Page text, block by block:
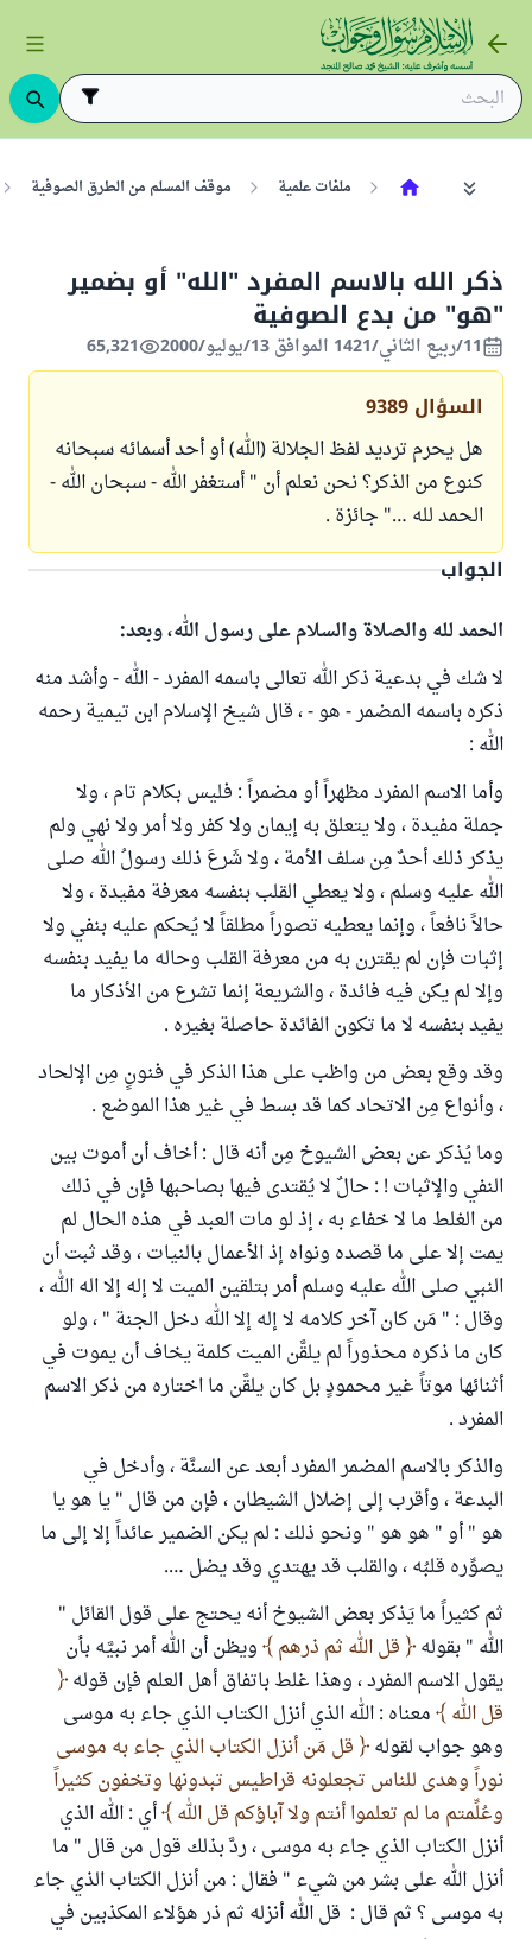
ملفات علمية موقف المسلم من الطرق الصوفية
ذكر الله بالاسم المفرد "الله" أو بضمير
"هو" من بدع الصوفية
11/ربيع الثاني/1421 الموافق 13/يوليو/2000 65,321
السؤال 9389
هل يحرم ترديد لفظ الجلالة (الله) أو أحد أسمائه سبحانه
كنوع من الذكر؟ نحن نعلم أن " أستغفر الله - سبحان الله -
الحمد لله …" جائزة .
الجواب
الحمد لله والصلاة والسلام على رسول الله، وبعد:
لا شك في بدعية ذكر الله تعالى باسمه المفرد - الله - وأشد منه
ذكره باسمه المضمر - هو - ، قال شيخ الإسلام ابن تيمية رحمه
الله :
وأما الاسم المفرد مظهراً أو مضمراً : فليس بكلام تام ، ولا
جملة مفيدة ، ولا يتعلق به إيمان ولا كفر ولا أمر ولا نهي ولم
يذكر ذلك أحدٌ مِن سلف الأمة ، ولا شَرعَ ذلك رسولُ الله صلى
الله عليه وسلم ، ولا يعطي القلب بنفسه معرفة مفيدة ، ولا
حالاً نافعاً ، وإنما يعطيه تصوراً مطلقاً لا يُحكم عليه بنفي ولا
إثبات فإن لم يقترن به من معرفة القلب وحاله ما يفيد بنفسه
وإلا لم يكن فيه فائدة ، والشريعة إنما تشرع من الأذكار ما
يفيد بنفسه لا ما تكون الفائدة حاصلة بغيره .
وقد وقع بعض من واظب على هذا الذكر في فنونٍ مِن الإلحاد
، وأنواع مِن الاتحاد كما قد بسط في غير هذا الموضع .
وما يُذكر عن بعض الشيوخ مِن أنه قال : أخاف أن أموت بين
النفي والإثبات ! : حالٌ لا يُقتدى فيها بصاحبها فإن في ذلك
من الغلط ما لا خفاء به ، إذ لو مات العبد في هذه الحال لم
يمت إلا على ما قصده ونواه إذ الأعمال بالنيات ، وقد ثبت أن
النبي صلى الله عليه وسلم أمر بتلقين الميت لا إله إلا اله الله ،
وقال : " مَن كان آخر كلامه لا إله إلا الله دخل الجنة " ، ولو
كان ما ذكره محذوراً لم يلقَّن الميت كلمة يخاف أن يموت في
أثنائها موتاً غير محمودٍ بل كان يلقَّن ما اختاره من ذكر الاسم
المفرد .
والذكر بالاسم المضمر المفرد أبعد عن السنَّة ، وأدخل في
البدعة ، وأقرب إلى إضلال الشيطان ، فإن من قال " يا هو يا
هو " أو " هو هو " ونحو ذلك : لم يكن الضمير عائداً إلا إلى ما
يصوِّره قلبُه ، والقلب قد يهتدي وقد يضل ….
ثم كثيراً ما يَذكر بعض الشيوخ أنه يحتج على قول القائل "
الله " بقوله
قل الله ثم ذرهم
ويظن أن الله أمر نبيَّه بأن
يقول الاسم المفرد ، وهذا غلط باتفاق أهل العلم فإن قوله
قل الله
معناه : الله الذي أنزل الكتاب الذي جاء به موسى
وهو جواب لقوله
قل مَن أنزل الكتاب الذي جاء به موسى
نوراً وهدى للناس تجعلونه قراطيس تبدونها وتخفون كثيراً
وعُلِّمتم ما لم تعلموا أنتم ولا آباؤكم قل الله أي : الله الذي
أنزل الكتاب الذي جاء به موسى ، ردَّ بذلك قول من قال " ما
أنزل الله على بشر من شيء " فقال : من أنزل الكتاب الذي جاء
به موسى ؟ ثم قال : قل الله أنزله ثم ذر هؤلاء المكذبين في